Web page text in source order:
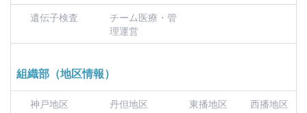
遺伝子検査
チーム医療・管
理運営
組織部（地区情報）
神戸地区 丹但地区 東播地区 西播地区